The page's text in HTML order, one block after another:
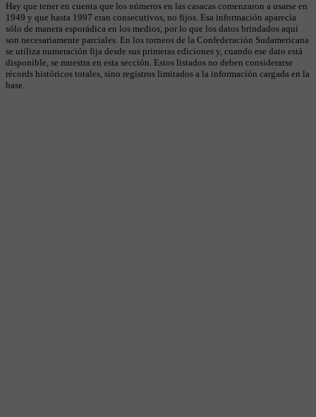
Hay que tener en cuenta que los números en las casacas comenzaron a usarse en
1949 y que hasta 1997 eran consecutivos, no fijos. Esa información aparecía
sólo de manera esporádica en los medios, por lo que los datos brindados aquí
son necesariamente parciales. En los torneos de la Confederación Sudamericana
se utiliza numeración fija desde sus primeras ediciones y, cuando ese dato está
disponible, se muestra en esta sección. Estos listados no deben considerarse
récords históricos totales, sino registros limitados a la información cargada en la
base.